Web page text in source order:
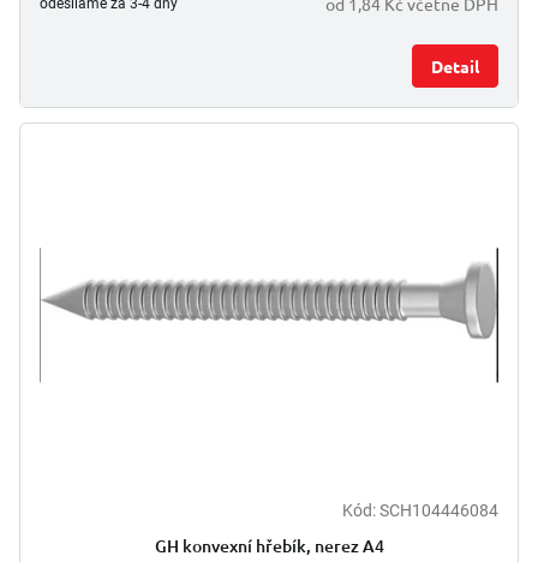
odesíláme za 3-4 dny
Detail
Kód:SCH104446084
GH konvexní hřebík, nerez A4